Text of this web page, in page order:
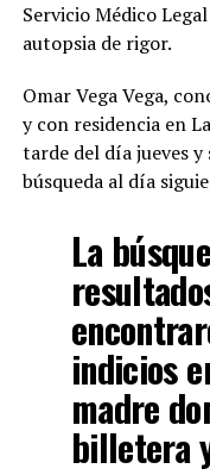
Servicio Médico
autopsia de rigor.
Omar Vega Vega,
y con residencia en
tarde del día jueves
búsqueda al día
La
indicios
madre
billetera